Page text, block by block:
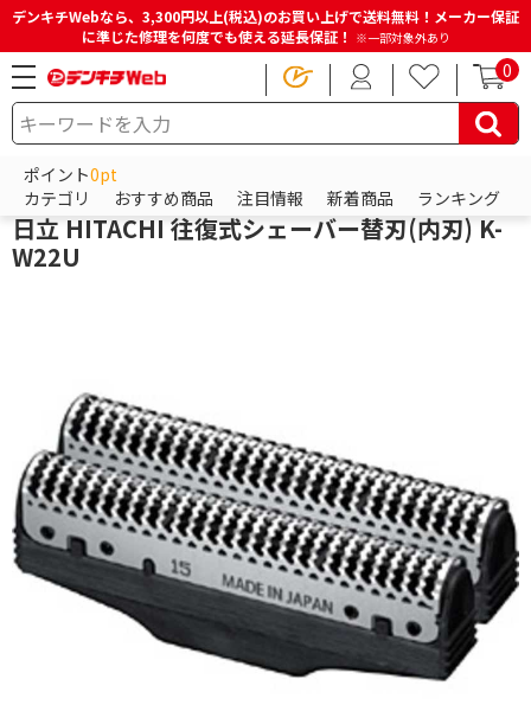
デンキチWebなら、3,300円以上(税込)のお買い上げで送料無料！メーカー保証
に準じた修理を何度でも使える延長保証！ ※一部対象外あり
0
ポイント0pt
カテゴリ
おすすめ商品 注目情報 新着商品 ランキング
HOME 商品一覧ページ ビューティー・健康家電
日立
日立 HITACHI 往復式シェーバー替刃(内刃) K-
W22U